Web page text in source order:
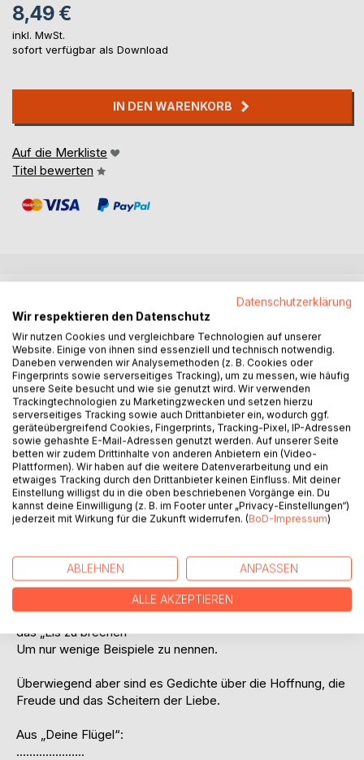
8,49 €
inkl. MwSt.
sofort verfügbar als Download
IN DEN WARENKORB
Auf die Merkliste
Titel bewerten
In den 60 Gedichten dieses Bandes geht es - mal
humorvoll, mal ernst - um die wichtigen Angelegenheiten
des Lebens, beispielsweise auch
- um die Erfüllung ungewöhnlicher Geburtstagswünsche für
die Geliebte
- um die Sorgen von Müttern hinsichtlich der Männerwahl
ihrer jungen Töchter
- um Trost für Männer, die es schwer haben der „rechte
Mann“ zu sein für die anspruchsvollen Frauen
- um die richtige Einschätzung von Arztdiagnosen –
beispielhaft beobachtet bei einem schmerzgeplagten Aal
Besinnung auf das wahre Ich (am Beispiel eines Nilpferds)
doch noch zum Glück führen kann
- um die Internet-Partnersuche und um einem kurzen
Fragebogen, der die ersten wichtigen Fragen stellt und hilft
das „Eis zu brechen"
Um nur wenige Beispiele zu nennen.
Überwiegend aber sind es Gedichte über die Hoffnung, die
Freude und das Scheitern der Liebe.
Aus „Deine Flügel“:
.....................
Datenschutzerklärung
Wir respektieren den Datenschutz
Wir nutzen Cookies und vergleichbare Technologien auf unserer
Website. Einige von ihnen sind essenziell und technisch notwendig.
Daneben verwenden wir Analysemethoden (z. B. Cookies oder
Fingerprints sowie serverseitiges Tracking), um zu messen, wie häufig
unsere Seite besucht und wie sie genutzt wird. Wir verwenden
Trackingtechnologien zu Marketingzwecken und setzen hierzu
serverseitiges Tracking sowie auch Drittanbieter ein, wodurch ggf.
geräteübergreifend Cookies, Fingerprints, Tracking-Pixel, IP-Adressen
sowie gehashte E-Mail-Adressen genutzt werden. Auf unserer Seite
betten wir zudem Drittinhalte von anderen Anbietern ein (Video-
Plattformen). Wir haben auf die weitere Datenverarbeitung und ein
etwaiges Tracking durch den Drittanbieter keinen Einfluss. Mit deiner
Einstellung willigst du in die oben beschriebenen Vorgänge ein. Du
kannst deine Einwilligung (z. B. im Footer unter „Privacy-Einstellungen“)
jederzeit mit Wirkung für die Zukunft widerrufen. (BoD-Impressum)
ABLEHNEN ANPASSEN
ALLE AKZEPTIEREN